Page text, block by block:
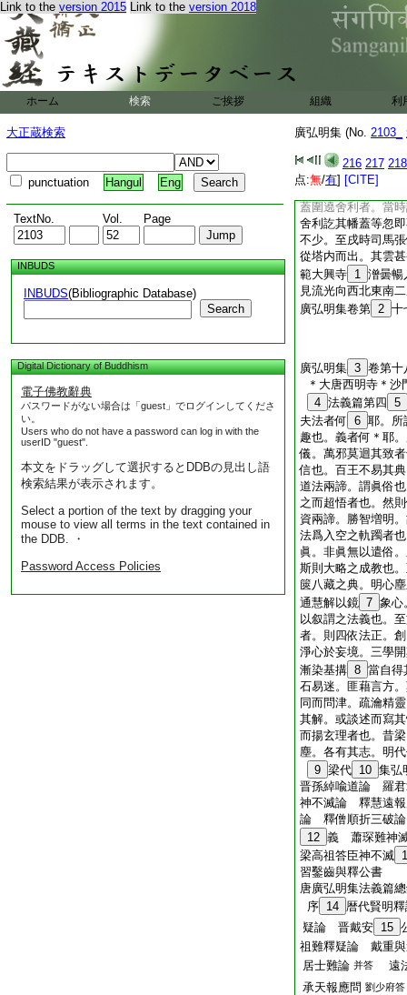
Link to the version 2015 Link to the version 2018
ホーム 検索 ご挨拶 組織 利
大正蔵検索
punctuation Hangul Eng
TextNo. Vol. Page
INBUDS
INBUDS(Bibliographic Database)
Search
Digital Dictionary of Buddhism
電子佛教辭典
パスワードがない場合は「guest」でログインしてくださ
い。
Users who do not have a password can log in with the
userID "guest".
本文をドラッグして選択するとDDBの見出し語
検索結果が表示されます。
Select a portion of the text by dragging your
mouse to view all terms in the text contained in
the DDB. ・
Password Access Policies
廣弘明集 (No. 2103_
216 217 218
点:無/有] [CITE]
瑩徹周迴四
翳障。其函内外四
一鳥三枝華八株樹
下時四方雲起
方忽然一時雲起。
日所。即遶日變成
雲團圓翳日。日光
外周匝。次第以雲
色。至下舍利訖。
於塔院西北牆外。
蓋圍遶舍利者。當
舍利訖其幡蓋等忽
不少。至戌時司馬
從塔内而出。其雲
範大興寺 1 潧曇暢
見流光向西北東南
廣弘明集卷第 2 十
廣弘明集 3 卷第十
＊大唐西明寺＊沙
4 法義篇第四 5
夫法者何 6 耶。所
趣也。義者何＊耶
儀。萬邪莫迴其致
信也。百王不易其
道法兩諦。謂眞俗
之而超悟者也。然
資兩諦。勝智増明
法爲入空之軌躅者
眞。非眞無以遣俗
斯則大略之成教也
篋八藏之典。明心
通慧解以鏡 7 象心
以叙謂之法義也。
者。則四依法正。
淨心於妄境。三學
漸染基搆 8 當自得
石易迷。匪藉言方
同而問津。疏瀹精
其解。或談述而寫
而揚玄理者也。昔
塵。各有其志。明
9 梁代 10 集弘
晋孫綽喩道論 羅
神不滅論 釋慧遠
論 釋僧順折三破
12 義 蕭琛難神
梁高祖答臣神不滅
習鑿齒與釋公書
唐廣弘明集法義篇
序 14 暦代賢明
疑論 晋戴安 15
祖難釋疑論 戴重
居士難論 并答
遠
承天報應問 劉少府答